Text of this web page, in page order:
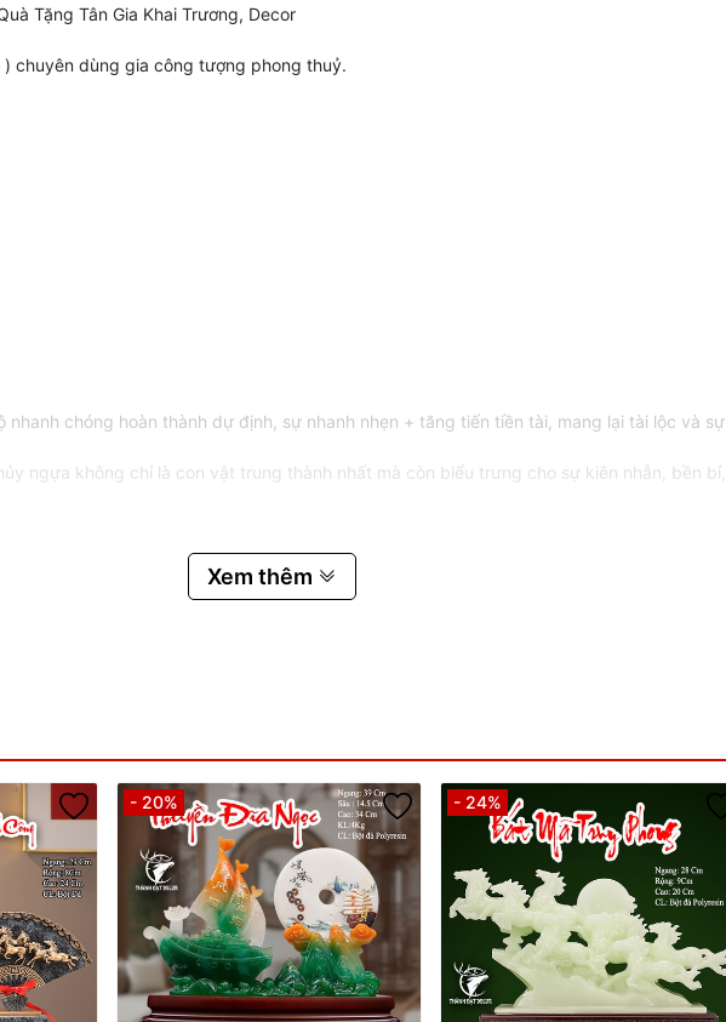
Tặng Tân Gia Khai Trương, Decor
chuyên dùng gia công tượng phong thuỷ.
nhanh chóng hoàn thành dự định, sự nhanh nhẹn + tăng tiến tiền tài, mang lại tài lộc và
ngựa không chỉ là con vật trung thành nhất mà còn biểu trưng cho sự kiên nhẫn, bền
mệnh khỏe mạnh, hào phóng và táo bạo, ung dung tự tại, không bị trói buộc. Do đó, khi
cân bằng và giải tỏa bế tắc. Như vậy, Ngựa còn mang ý nghĩa của sự thăng tiến
nên hướng ra cổng lớn hoặc cửa sổ sẽ đại cát.
Xem thêm
- 20% - 24%